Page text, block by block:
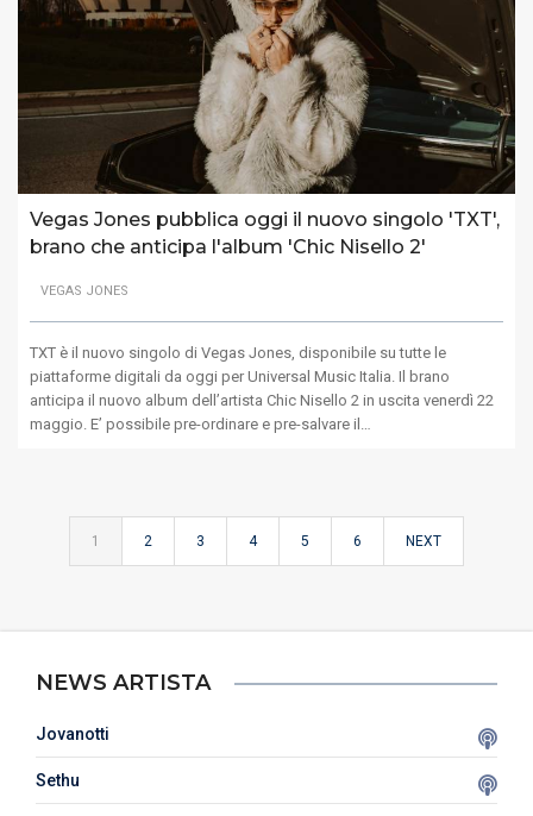
Vegas Jones pubblica oggi il nuovo singolo 'TXT',
brano che anticipa l'album 'Chic Nisello 2'
VEGAS JONES
TXT è il nuovo singolo di Vegas Jones, disponibile su tutte le
piattaforme digitali da oggi per Universal Music Italia. Il brano
anticipa il nuovo album dell’artista Chic Nisello 2 in uscita venerdì 22
maggio. E’ possibile pre-ordinare e pre-salvare il…
1 2 3 4 5 6 NEXT
NEWS ARTISTA
Jovanotti
Sethu